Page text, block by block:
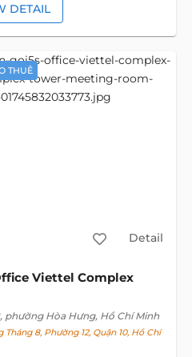
DETAIL
THUÊ
Detail
Viettel Complex
, phường Hòa Hưng, Hồ Chí Minh
8, Phường 12, Quận 10, Hồ Chí